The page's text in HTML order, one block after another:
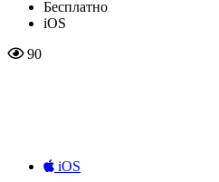
Бесплатно
iOS
90
iOS